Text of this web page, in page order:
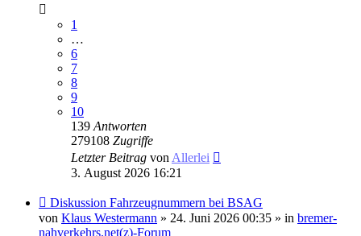
1
…
6
7
8
9
10
139 Antworten
279108 Zugriffe
Letzter Beitrag von Allerlei
3. August 2026 16:21
Neuer
Beitrag
Diskussion Fahrzeugnummern bei BSAG
von Klaus Westermann » 24. Juni 2026 00:35 » in bremer-
nahverkehrs.net(z)-Forum